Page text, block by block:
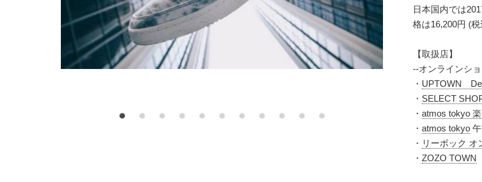
日本国内では
格は16,200円 (税
【取扱店】
--オンラインシ
・ UPTOWN
・ SELECT
・ atmos tokyo
・ atmos tokyo
・ リーボック オ
・ ZOZO TOWN